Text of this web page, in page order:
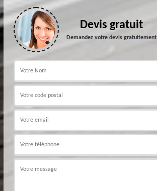
Devis gratuit
Demandez votre devis gratuitement